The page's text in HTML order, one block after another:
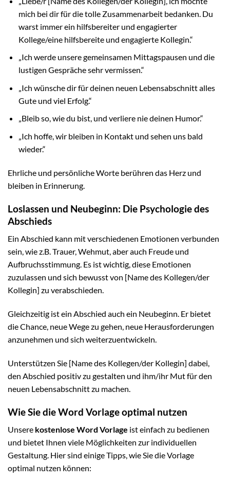
mich bei dir für die tolle Zusammenarbeit bedanken. Du
warst immer ein hilfsbereiter und engagierter
Kollege/eine hilfsbereite und engagierte Kollegin.“
„Ich werde unsere gemeinsamen Mittagspausen und die
lustigen Gespräche sehr vermissen.“
„Ich wünsche dir für deinen neuen Lebensabschnitt alles
Gute und viel Erfolg.“
„Bleib so, wie du bist, und verliere nie deinen Humor.“
„Ich hoffe, wir bleiben in Kontakt und sehen uns bald
wieder.“
Ehrliche und persönliche Worte berühren das Herz und
bleiben in Erinnerung.
Loslassen und Neubeginn: Die Psychologie des
Abschieds
Ein Abschied kann mit verschiedenen Emotionen verbunden
sein, wie z.B. Trauer, Wehmut, aber auch Freude und
Aufbruchsstimmung. Es ist wichtig, diese Emotionen
zuzulassen und sich bewusst von [Name des Kollegen/der
Kollegin] zu verabschieden.
Gleichzeitig ist ein Abschied auch ein Neubeginn. Er bietet
die Chance, neue Wege zu gehen, neue Herausforderungen
anzunehmen und sich weiterzuentwickeln.
Unterstützen Sie [Name des Kollegen/der Kollegin] dabei,
den Abschied positiv zu gestalten und ihm/ihr Mut für den
neuen Lebensabschnitt zu machen.
Wie Sie die Word Vorlage optimal nutzen
Unsere kostenlose Word Vorlage ist einfach zu bedienen
und bietet Ihnen viele Möglichkeiten zur individuellen
Gestaltung. Hier sind einige Tipps, wie Sie die Vorlage
optimal nutzen können: